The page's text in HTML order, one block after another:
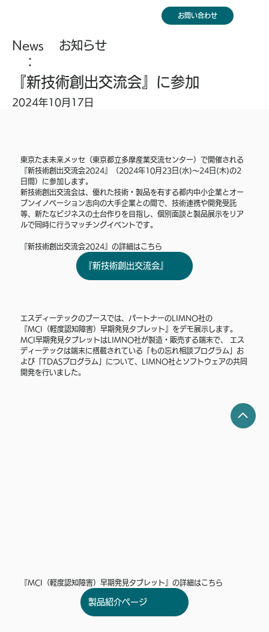
お問い合わせ
News
：
お知らせ
『新技術創出交流会』に参加
2024年10月17日
東京たま未来メッセ（東京都立多摩産業交流センター）で開催される
『新技術創出交流会2024』（2024年10月23日(水)～24日(木)の2
日間）に参加します。
新技術創出交流会は、優れた技術・製品を有する都内中小企業とオー
プンイノベーション志向の大手企業との間で、技術連携や開発受託
等、新たなビジネスの土台作りを目指し、個別面談と製品展示をリア
ルで同時に行うマッチングイベントです。
『新技術創出交流会2024』の詳細はこちら
『新技術創出交流会』
エスディーテックのブースでは、パートナーのLIMNO社の
『MCI（軽度認知障害）早期発見タブレット』をデモ展示します。
MCI早期発見タブレットはLIMNO社が製造・販売する端末で、 エス
ディーテックは端末に搭載されている「もの忘れ相談プログラム」お
よび「TDASプログラム」について、LIMNO社とソフトウェアの共同
開発を行いました。
『MCI（軽度認知障害）早期発見タブレット』の詳細はこちら
製品紹介ページ